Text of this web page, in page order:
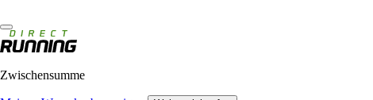
Zwischensumme